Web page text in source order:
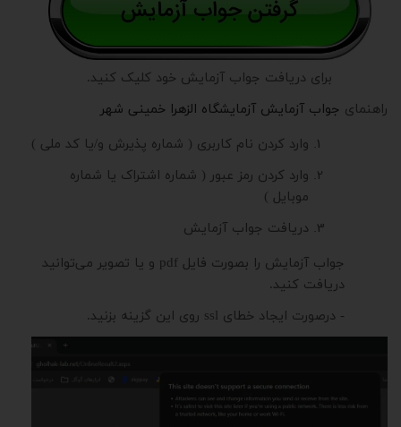
برای دریافت جواب آزمایش خود کلیک کنید.
راهنمای جواب آزمایش آزمایشگاه الزهرا خمینی شهر
وارد کردن نام کاربری ( شماره پذیرش و/یا کد ملی )
وارد کردن رمز عبور ( شماره اشتراک یا شماره
موبایل )
دریافت جواب آزمایش
جواب آزمایش را بصورت فایل pdf و یا تصویر می‌توانید
دریافت کنید.
- درصورت ایجاد خطای ssl روی این گزینه بزنید.